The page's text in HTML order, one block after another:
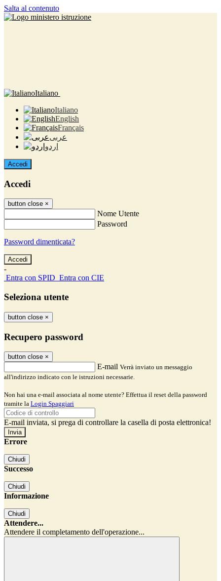
Salta al contenuto
Italiano
Italiano
English
Français
عربى
اردو
Accedi
Accedi
button close ×
Nome Utente
Password
Password dimenticata?
-
Entra con SPID Entra con CIE
Seleziona utente
button close ×
Recupero password
button close ×
E-mail Verrà inviato un messaggio
all'indirizzo indicato con le istruzioni necessarie.
Non hai una e-mail associata al nome utente? Effettua il reset della password
tramite la Login Spaggiari
E-mail inviata, si prega di controllare la casella di posta elettronica!
Errore
Chiudi
Successo
Chiudi
Informazione
Chiudi
Attendere...
Attendere il completamento dell'operazione...